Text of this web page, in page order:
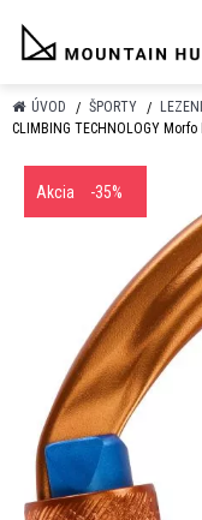
ÚVOD ŠPORTY
CLIMBING TECHNOLOGY
Akcia -35%